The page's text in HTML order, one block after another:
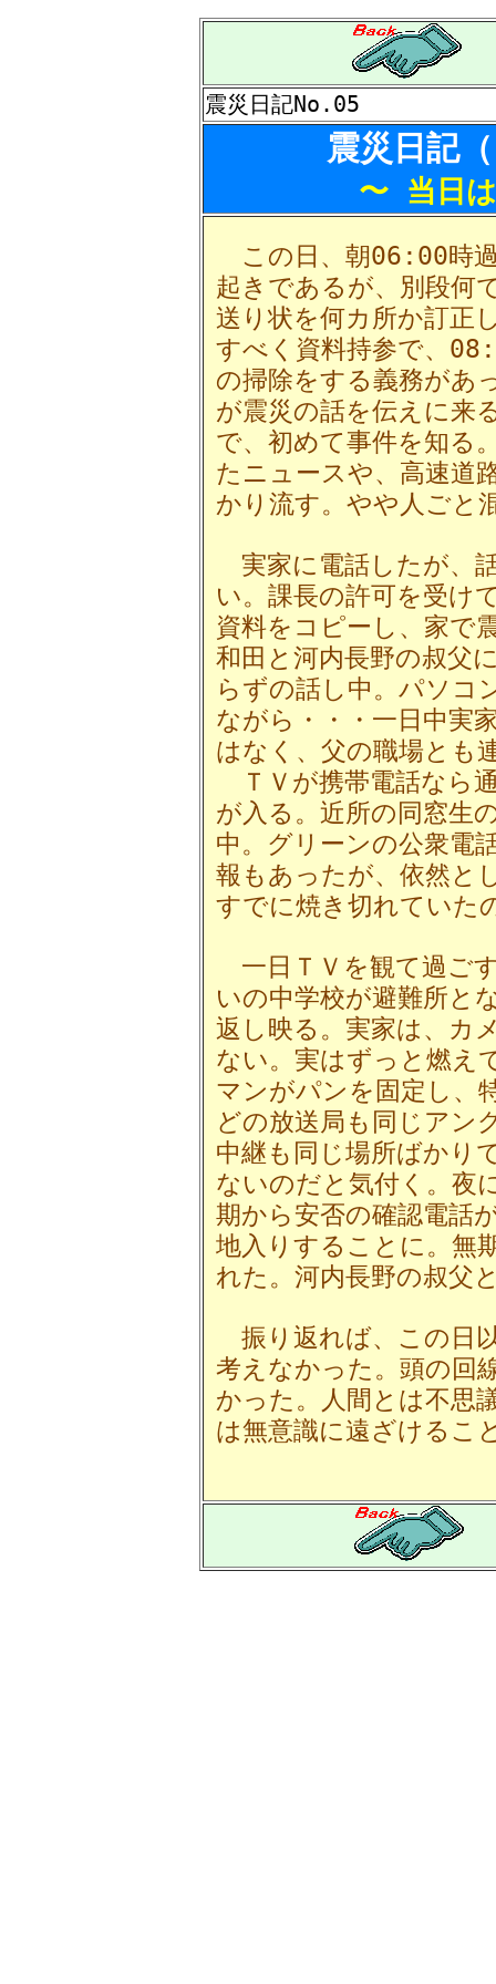
震災日記No.05
震災日記
〜 当日
この日、朝06:00時
起きであるが、別段何
送り状を何カ所か訂正
すべく資料持参で、
の掃除をする義務があ
が震災の話を伝えに来
で、初めて事件を知る
たニュースや、高速道
かり流す。やや人ごと
実家に電話したが、
い。課長の許可を受け
資料をコピーし、家で
和田と河内長野の叔父
らずの話し中。パソコ
ながら・・・一日中実
はなく、父の職場とも
ＴＶが携帯電話なら
が入る。近所の同窓生
中。グリーンの公衆電
報もあったが、依然と
すでに焼き切れていた
一日ＴＶを観て過ご
いの中学校が避難所と
返し映る。実家は、カ
ない。実はずっと燃え
マンがパンを固定し、
どの放送局も同じアン
中継も同じ場所ばかり
ないのだと気付く。夜
期から安否の確認電話
地入りすることに。無
れた。河内長野の叔父
振り返れば、この日
考えなかった。頭の回
かった。人間とは不思
は無意識に遠ざけるこ